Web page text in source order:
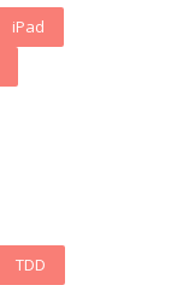
iPad
TDD